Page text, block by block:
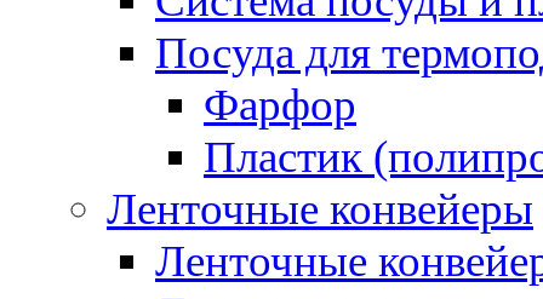
Посуда для
Фарфор
Пластик
Ленточные конвейеры
Ленточные